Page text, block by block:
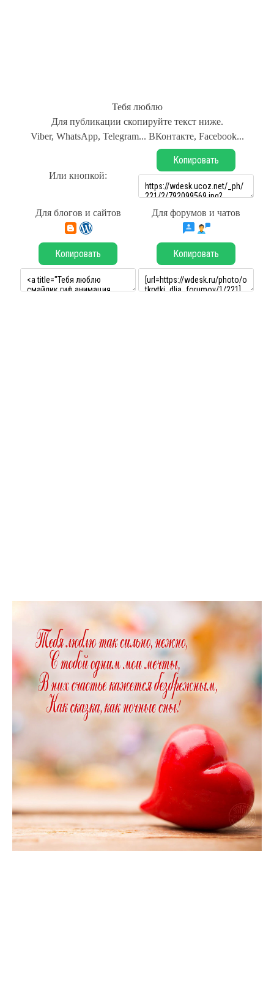
Тебя люблю
Для публикации скопируйте текст ниже.
Viber, WhatsApp, Telegram... ВКонтакте, Facebook...
Или кнопкой:
Копировать
Для блогов и сайтов Для форумов и чатов
Копировать Копировать